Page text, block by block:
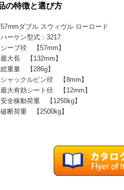
の特徴と選び方
57mmダブル スウィヴル ローロード
ハーケン型式：3217
シーブ径 【57mm】
最大長 【132mm】
総重量 【286g】
シャックルピン径 【8mm】
最大有効シート径 【12mm】
安全稼動荷重 【1250kg】
破断荷重 【2500kg】